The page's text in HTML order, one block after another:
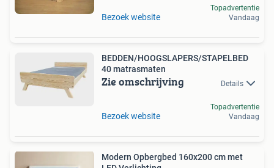
Bezoek website
Topadvertentie
Vandaag
BEDDEN/HOOGSLAPERS/STAPELBED
40 matrasmaten
Zie omschrijving Details
Bezoek website
Topadvertentie
Vandaag
Modern Opbergbed 160x200 cm met